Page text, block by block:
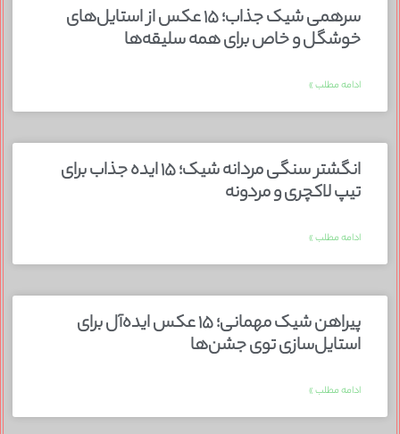
سرهمی شیک جذاب؛ ۱۵ عکس از استایل‌های
خوشگل و خاص برای همه سلیقه‌ها
ادامه مطلب »
انگشتر سنگی مردانه شیک؛ ۱۵ ایده جذاب برای
تیپ لاکچری و مردونه
ادامه مطلب »
پیراهن شیک مهمانی؛ ۱۵ عکس ایده‌آل برای
استایل‌سازی توی جشن‌ها
ادامه مطلب »